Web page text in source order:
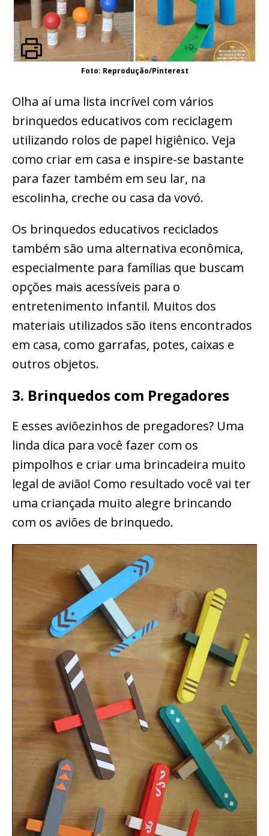
Foto: Reprodução/Pinterest
Olha aí uma lista incrível com vários
brinquedos educativos com reciclagem
utilizando rolos de papel higiênico. Veja
como criar em casa e inspire-se bastante
para fazer também em seu lar, na
escolinha, creche ou casa da vovó.
Os brinquedos educativos reciclados
também são uma alternativa econômica,
especialmente para famílias que buscam
opções mais acessíveis para o
entretenimento infantil. Muitos dos
materiais utilizados são itens encontrados
em casa, como garrafas, potes, caixas e
outros objetos.
3. Brinquedos com Pregadores
E esses aviõezinhos de pregadores? Uma
linda dica para você fazer com os
pimpolhos e criar uma brincadeira muito
legal de avião! Como resultado você vai ter
uma criançada muito alegre brincando
com os aviões de brinquedo.